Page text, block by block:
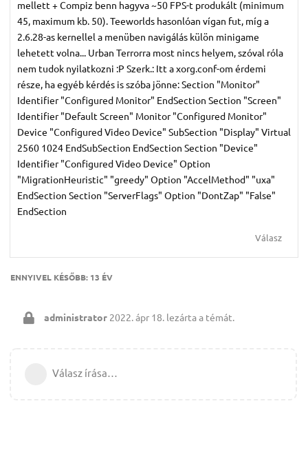
mellett + Compiz benn hagyva ~50 FPS-t produkált (minimum
45, maximum kb. 50). Teeworlds hasonlóan vígan fut, míg a
2.6.28-as kernellel a menüben navigálás külön minigame
lehetett volna... Urban Terrorra most nincs helyem, szóval róla
nem tudok nyilatkozni :P Szerk.: Itt a xorg.conf-om érdemi
része, ha egyéb kérdés is szóba jönne: Section "Monitor"
Identifier "Configured Monitor" EndSection Section "Screen"
Identifier "Default Screen" Monitor "Configured Monitor"
Device "Configured Video Device" SubSection "Display" Virtual
2560 1024 EndSubSection EndSection Section "Device"
Identifier "Configured Video Device" Option
"MigrationHeuristic" "greedy" Option "AccelMethod" "uxa"
EndSection Section "ServerFlags" Option "DontZap" "False"
EndSection
Válasz
ENNYIVEL KÉSŐBB: 13 ÉV
administrator 2022. ápr 18. lezárta a témát.
Válasz írása…